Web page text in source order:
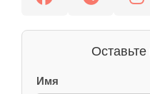
Имя